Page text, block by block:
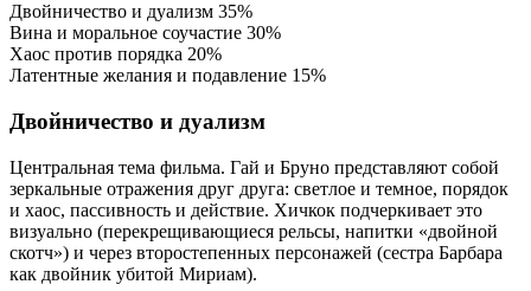
Двойничество и дуализм 35%
Вина и моральное соучастие 30%
Хаос против порядка 20%
Латентные желания и подавление 15%
Двойничество и дуализм
Центральная тема фильма. Гай и Бруно представляют собой
зеркальные отражения друг друга: светлое и темное, порядок
и хаос, пассивность и действие. Хичкок подчеркивает это
визуально (перекрещивающиеся рельсы, напитки «двойной
скотч») и через второстепенных персонажей (сестра Барбара
как двойник убитой Мириам).